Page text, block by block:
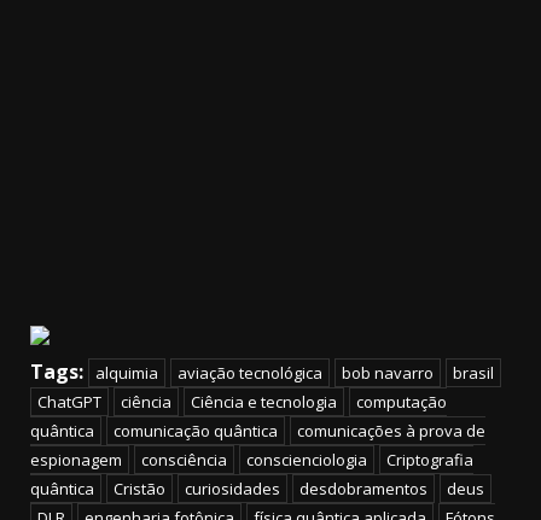
Tags: alquimia aviação tecnológica bob navarro
brasil
ChatGPT
ciência Ciência e tecnologia
computação
quântica
comunicação quântica
comunicações à prova de
espionagem
consciência conscienciologia
Criptografia
quântica
Cristão curiosidades desdobramentos
deus